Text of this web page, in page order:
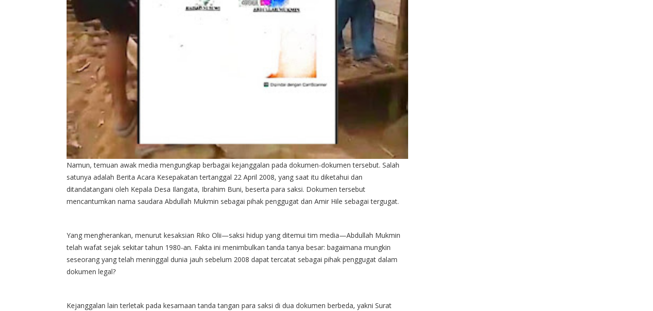
Namun, temuan awak media mengungkap berbagai kejanggalan pada dokumen-dokumen tersebut. Salah
satunya adalah Berita Acara Kesepakatan tertanggal 22 April 2008, yang saat itu diketahui dan
ditandatangani oleh Kepala Desa Ilangata, Ibrahim Buni, beserta para saksi. Dokumen tersebut
mencantumkan nama saudara Abdullah Mukmin sebagai pihak penggugat dan Amir Hile sebagai tergugat.
Yang mengherankan, menurut kesaksian Riko Olii—saksi hidup yang ditemui tim media—Abdullah Mukmin
telah wafat sejak sekitar tahun 1980-an. Fakta ini menimbulkan tanda tanya besar: bagaimana mungkin
seseorang yang telah meninggal dunia jauh sebelum 2008 dapat tercatat sebagai pihak penggugat dalam
dokumen legal?
Kejanggalan lain terletak pada kesamaan tanda tangan para saksi di dua dokumen berbeda, yakni Surat